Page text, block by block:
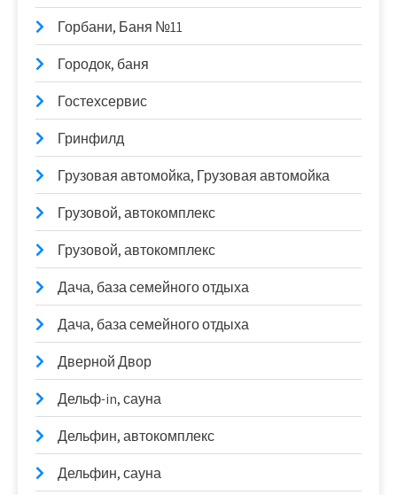
Горбани, Баня №11
Городок, баня
Гостехсервис
Гринфилд
Грузовая автомойка, Грузовая автомойка
Грузовой, автокомплекс
Грузовой, автокомплекс
Дача, база семейного отдыха
Дача, база семейного отдыха
Дверной Двор
Дельф-in, сауна
Дельфин, автокомплекс
Дельфин, сауна